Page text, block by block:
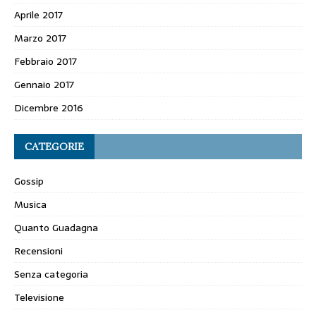
Aprile 2017
Marzo 2017
Febbraio 2017
Gennaio 2017
Dicembre 2016
CATEGORIE
Gossip
Musica
Quanto Guadagna
Recensioni
Senza categoria
Televisione